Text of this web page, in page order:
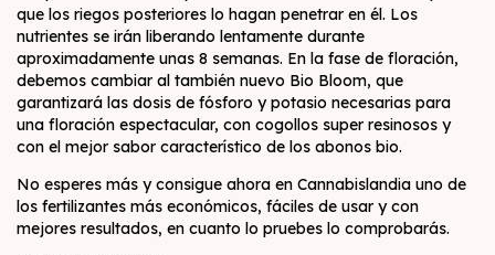
que los riegos posteriores lo hagan penetrar en él. Los
nutrientes se irán liberando lentamente durante
aproximadamente unas 8 semanas. En la fase de floración,
debemos cambiar al también nuevo Bio Bloom, que
garantizará las dosis de fósforo y potasio necesarias para
una floración espectacular, con cogollos super resinosos y
con el mejor sabor característico de los abonos bio.
No esperes más y consigue ahora en Cannabislandia uno de
los fertilizantes más económicos, fáciles de usar y con
mejores resultados, en cuanto lo pruebes lo comprobarás.